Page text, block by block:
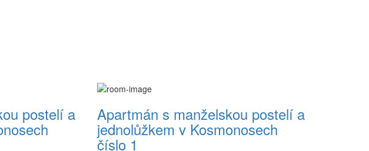
postelí a Apartmán s manželskou postelí a
jednolůžkem v Kosmonosech
číslo 1